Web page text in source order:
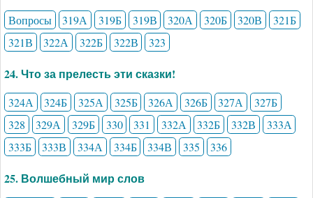
Вопросы 319А 319Б 319В 320А 320Б 320В
321Б
321В
322А 322Б 322В 323
24. Что за прелесть эти сказки!
324А 324Б 325А 325Б 326А 326Б 327А
327Б
328
329А 329Б 330 331 332А 332Б 332В
333А
333Б
333В 334А 334Б 334В 335 336
25. Волшебный мир слов